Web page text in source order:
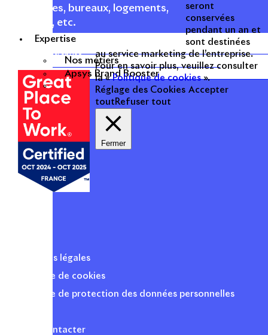
Expertise
Nos métiers
Apsys Brand Booster
commerces, bureaux, logements,
hôtellerie, etc.
Une entreprise
certifiée
Mentions légales
Politique de cookies
Politique de protection des données personnelles
Nous contacter
seront
conservées
pendant un an et
sont destinées
au service marketing de l’entreprise.
Pour en savoir plus, veuillez consulter
la «Politique de cookies».
Réglage des Cookies Accepter
tout Refuser tout
Fermer